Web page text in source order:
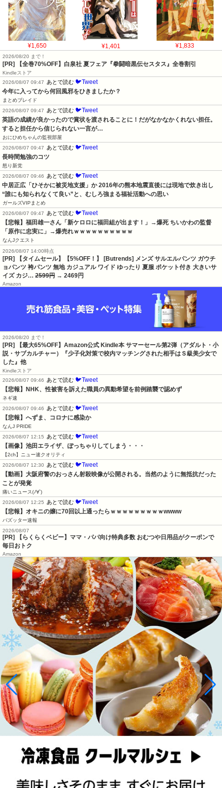
¥1,650 ¥1,401 ¥1,833
2026/08/20 まで！
[PR] 【全巻70%OFF】白泉社 夏フェア『拳闘暗黒伝セスタス』全巻割引
Kindleストア
2026/08/07 09:47
あとで読む 🐦Tweet
今年に入ってから何回風邪をひきましたか？
まとめブレイド
2026/08/07 09:47
あとで読む 🐦Tweet
英語の成績が良かったので賞状を渡されることに！だがなかなかくれない担任。
すると担任から信じられない一言が…
おにひめちゃんの監視部屋
2026/08/07 09:47
あとで読む 🐦Tweet
長時間勉強のコツ
怒り新党
2026/08/07 09:46
あとで読む 🐦Tweet
中居正広「ひそかに被災地支援」か 2016年の熊本地震直後には現地で炊き出し
“誰にも知られなくて良い”と、むしろ強まる福祉活動への思い
ガールズVIPまとめ
2026/08/07 09:47
あとで読む 🐦Tweet
【悲報】福田雄一さん「新ケロロに福田組が出ます！」→爆死 ちいかわの監督
「原作に忠実に」→爆売れｗｗｗｗｗｗｗｗｗｗ
なんJクエスト
2026/08/07 14:00時点
[PR] 【タイムセール】【5%OFF！】 [Butrends] メンズ サルエルパンツ ガウチ
ョパンツ 袴パンツ 無地 カジュアル ワイド ゆったり 夏服 ポケット付き 大きいサ
イズ カジ… 2599円 → 2469円
Amazon
2026/08/20 まで！
[PR]
【最大65%OFF】Amazon公式 Kindle本 サマーセール第2弾（アダルト・小
説・サブカルチャー）『少子化対策で校内マッチングされた相手はＳ級美少女で
した』他
Kindleストア
2026/08/07 09:46
あとで読む 🐦Tweet
【悲報】NHK、性被害を訴えた職員の異動希望を前例踏襲で認めず
ネギ速
2026/08/07 09:46
あとで読む 🐦Tweet
【悲報】へずま、コロナに感染か
なんJ PRIDE
2026/08/07 12:15
あとで読む 🐦Tweet
【画像】池田エライザ、ぽっちゃりしてしまう・・・
【2ch】ニュー速クオリティ
2026/08/07 12:30
あとで読む 🐦Tweet
【動画】大阪府警のおっさん射殺映像が公開される。当然のように無抵抗だった
ことが発覚
痛いニュース(ﾉ∀`)
2026/08/07 12:25
あとで読む 🐦Tweet
【悲報】オキニの嬢に70回以上通ったらｗｗｗｗｗｗｗｗｗwwww
バズッター速報
2026/08/07
[PR] 【らくらくベビー】ママ・パパ向け特典多数 おむつや日用品がクーポンで
毎日おトク
Amazon